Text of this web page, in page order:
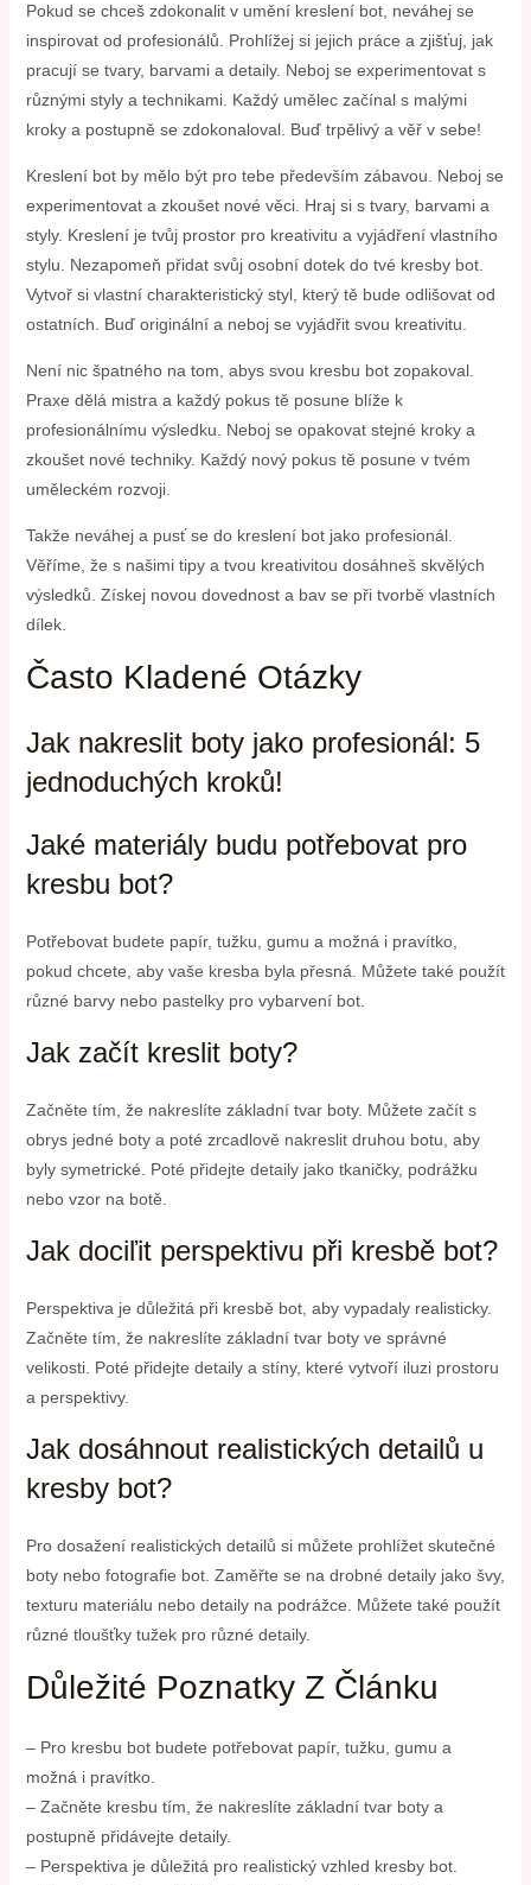
Pokud se chceš zdokonalit v umění kreslení bot, neváhej se
inspirovat od profesionálů. Prohlížej si jejich práce a zjišťuj, jak
pracují se tvary, barvami a detaily. Neboj se experimentovat s
různými styly a technikami. Každý umělec začínal s malými
kroky a postupně se zdokonaloval. Buď trpělivý a věř v sebe!
Kreslení bot by mělo být pro tebe především zábavou. Neboj se
experimentovat a zkoušet nové věci. Hraj si s tvary, barvami a
styly. Kreslení je tvůj prostor pro kreativitu a vyjádření vlastního
stylu. Nezapomeň přidat svůj osobní dotek do tvé kresby bot.
Vytvoř si vlastní charakteristický styl, který tě bude odlišovat od
ostatních. Buď originální a neboj se vyjádřit svou kreativitu.
Není nic špatného na tom, abys svou kresbu bot zopakoval.
Praxe dělá mistra a každý pokus tě posune blíže k
profesionálnímu výsledku. Neboj se opakovat stejné kroky a
zkoušet nové techniky. Každý nový pokus tě posune v tvém
uměleckém rozvoji.
Takže neváhej a pusť se do kreslení bot jako profesionál.
Věříme, že s našimi tipy a tvou kreativitou dosáhneš skvělých
výsledků. Získej novou dovednost a bav se při tvorbě vlastních
dílek.
Často Kladené Otázky
Jak nakreslit boty jako profesionál: 5
jednoduchých kroků!
Jaké materiály budu potřebovat pro
kresbu bot?
Potřebovat budete papír, tužku, gumu a možná i pravítko,
pokud chcete, aby vaše kresba byla přesná. Můžete také použít
různé barvy nebo pastelky pro vybarvení bot.
Jak začít kreslit boty?
Začněte tím, že nakreslíte základní tvar boty. Můžete začít s
obrys jedné boty a poté zrcadlově nakreslit druhou botu, aby
byly symetrické. Poté přidejte detaily jako tkaničky, podrážku
nebo vzor na botě.
Jak dociľit perspektivu při kresbě bot?
Perspektiva je důležitá při kresbě bot, aby vypadaly realisticky.
Začněte tím, že nakreslíte základní tvar boty ve správné
velikosti. Poté přidejte detaily a stíny, které vytvoří iluzi prostoru
a perspektivy.
Jak dosáhnout realistických detailů u
kresby bot?
Pro dosažení realistických detailů si můžete prohlížet skutečné
boty nebo fotografie bot. Zaměřte se na drobné detaily jako švy,
texturu materiálu nebo detaily na podrážce. Můžete také použít
různé tloušťky tužek pro různé detaily.
Důležité Poznatky Z Článku
– Pro kresbu bot budete potřebovat papír, tužku, gumu a
možná i pravítko.
– Začněte kresbu tím, že nakreslíte základní tvar boty a
postupně přidávejte detaily.
– Perspektiva je důležitá pro realistický vzhled kresby bot.